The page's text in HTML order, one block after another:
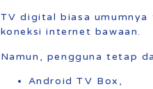
TV digital biasa umumnya
koneksi internet bawaan.
Namun, pengguna tetap
Android TV Box,